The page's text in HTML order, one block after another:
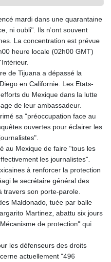
mardi dans une quarantaine
ni oubli". Ils n'ont souvent
La concentration est prévue
heure locale (02h00 GMT)
de Tijuana a dépassé la
en Californie. Les Etats-
du Mexique dans la lutte
de leur ambassadeur.
sa "préoccupation face au
ouvertes pour éclairer les
au Mexique de faire "tous les
les journalistes".
à renforcer la protection
le secrétaire général des
travers son porte-parole.
Maldonado, tuée par balle
Martinez, abattu six jours
de protection" qui
les défenseurs des droits
actuellement "496